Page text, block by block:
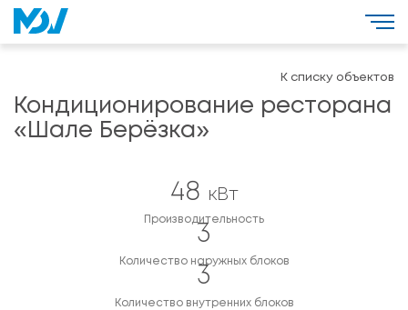
Кондиционирование ресторана
«Шале Берёзка»
К списку объектов
48 кВт
Производительность
3
Количество наружных блоков
3
Количество внутренних блоков